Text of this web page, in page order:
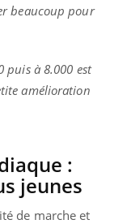
beaucoup pour
puis à 8.000 est
amélioration
:
jeunes
de marche et